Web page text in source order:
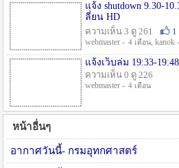
แจ้ง shutdown 9.30-
ลี่ยน HD
ความเห็น 3 ดู 261
1
webmaster - 4 เดือน, kanok -
แจ้งเว็บล่ม 19:33-
ความเห็น 0 ดู 226
webmaster - 4 เดือน
หน้าอื่นๆ
อากาศวันนี้- กรมอุทกศาสตร์